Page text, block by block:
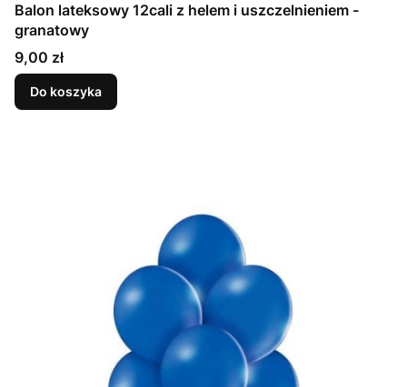
Balon lateksowy 12cali z helem i uszczelnieniem -
granatowy
Cena
9,00 zł
Do koszyka